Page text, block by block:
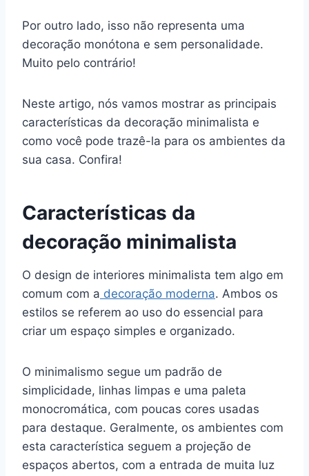
Por outro lado, isso não representa uma
decoração monótona e sem personalidade.
Muito pelo contrário!
Neste artigo, nós vamos mostrar as principais
características da decoração minimalista e
como você pode trazê-la para os ambientes da
sua casa. Confira!
Características da
decoração minimalista
O design de interiores minimalista tem algo em
comum com a decoração moderna. Ambos os
estilos se referem ao uso do essencial para
criar um espaço simples e organizado.
O minimalismo segue um padrão de
simplicidade, linhas limpas e uma paleta
monocromática, com poucas cores usadas
para destaque. Geralmente, os ambientes com
esta característica seguem a projeção de
espaços abertos, com a entrada de muita luz